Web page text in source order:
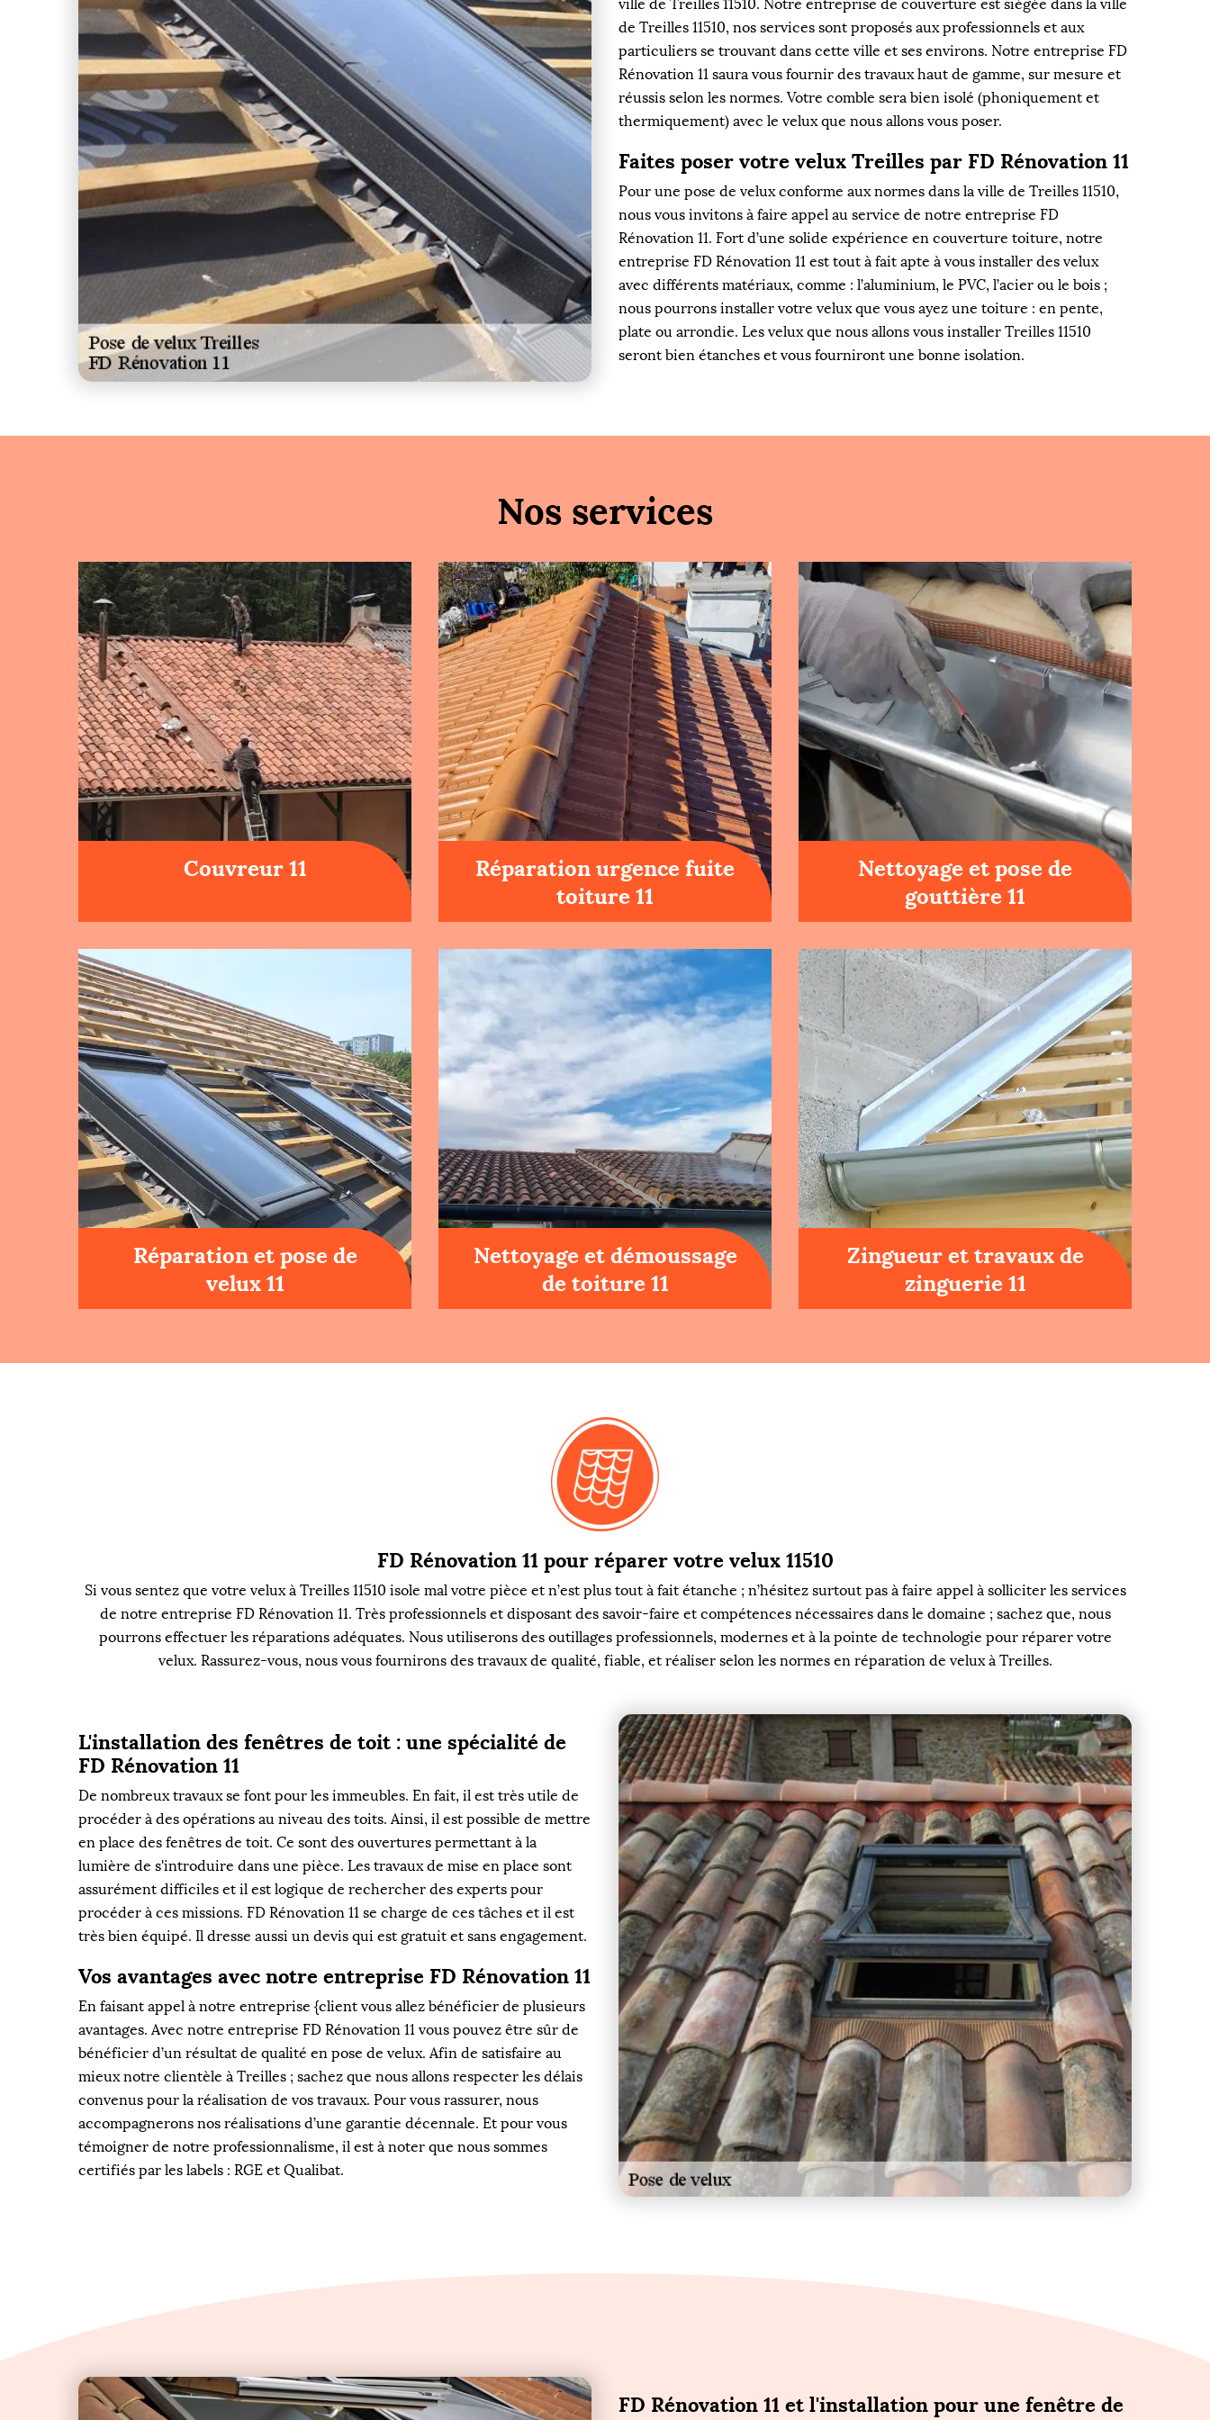
ville de Treilles 11510. Notre entreprise de couverture est siégée dans la ville
de Treilles 11510, nos services sont proposés aux professionnels et aux
particuliers se trouvant dans cette ville et ses environs. Notre entreprise FD
Rénovation 11 saura vous fournir des travaux haut de gamme, sur mesure et
réussis selon les normes. Votre comble sera bien isolé (phoniquement et
thermiquement) avec le velux que nous allons vous poser.
Faites poser votre velux Treilles par FD Rénovation 11
Pour une pose de velux conforme aux normes dans la ville de Treilles 11510,
nous vous invitons à faire appel au service de notre entreprise FD
Rénovation 11. Fort d’une solide expérience en couverture toiture, notre
entreprise FD Rénovation 11 est tout à fait apte à vous installer des velux
avec différents matériaux, comme : l’aluminium, le PVC, l’acier ou le bois ;
nous pourrons installer votre velux que vous ayez une toiture : en pente,
plate ou arrondie. Les velux que nous allons vous installer Treilles 11510
seront bien étanches et vous fourniront une bonne isolation.
Nos services
Couvreur 11
Réparation urgence fuite
toiture 11
Nettoyage et pose de
gouttière 11
Réparation et pose de
velux 11
Nettoyage et démoussage
de toiture 11
Zingueur et travaux de
zinguerie 11
FD Rénovation 11 pour réparer votre velux 11510
Si vous sentez que votre velux à Treilles 11510 isole mal votre pièce et n’est plus tout à fait étanche ; n’hésitez surtout pas à faire appel à solliciter les services
de notre entreprise FD Rénovation 11. Très professionnels et disposant des savoir-faire et compétences nécessaires dans le domaine ; sachez que, nous
pourrons effectuer les réparations adéquates. Nous utiliserons des outillages professionnels, modernes et à la pointe de technologie pour réparer votre
velux. Rassurez-vous, nous vous fournirons des travaux de qualité, fiable, et réaliser selon les normes en réparation de velux à Treilles.
L'installation des fenêtres de toit : une spécialité de
FD Rénovation 11
De nombreux travaux se font pour les immeubles. En fait, il est très utile de
procéder à des opérations au niveau des toits. Ainsi, il est possible de mettre
en place des fenêtres de toit. Ce sont des ouvertures permettant à la
lumière de s'introduire dans une pièce. Les travaux de mise en place sont
assurément difficiles et il est logique de rechercher des experts pour
procéder à ces missions. FD Rénovation 11 se charge de ces tâches et il est
très bien équipé. Il dresse aussi un devis qui est gratuit et sans engagement.
Vos avantages avec notre entreprise FD Rénovation 11
En faisant appel à notre entreprise {client vous allez bénéficier de plusieurs
avantages. Avec notre entreprise FD Rénovation 11 vous pouvez être sûr de
bénéficier d’un résultat de qualité en pose de velux. Afin de satisfaire au
mieux notre clientèle à Treilles ; sachez que nous allons respecter les délais
convenus pour la réalisation de vos travaux. Pour vous rassurer, nous
accompagnerons nos réalisations d’une garantie décennale. Et pour vous
témoigner de notre professionnalisme, il est à noter que nous sommes
certifiés par les labels : RGE et Qualibat.
FD Rénovation 11 et l'installation pour une fenêtre de